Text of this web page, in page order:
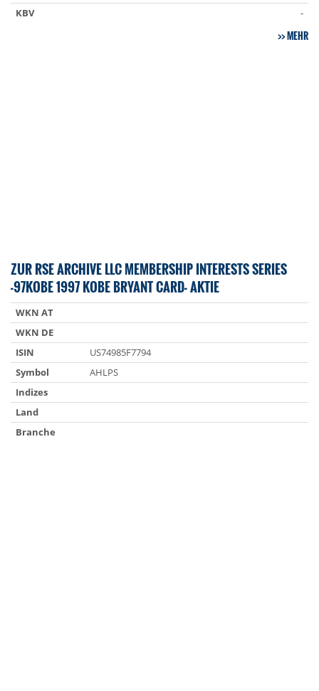
KBV
-
MEHR
ZUR RSE ARCHIVE LLC MEMBERSHIP INTERESTS SERIES
-97KOBE 1997 KOBE BRYANT CARD- AKTIE
WKN AT
WKN DE
ISIN
US74985F7794
Symbol
AHLPS
Indizes
Land
Branche